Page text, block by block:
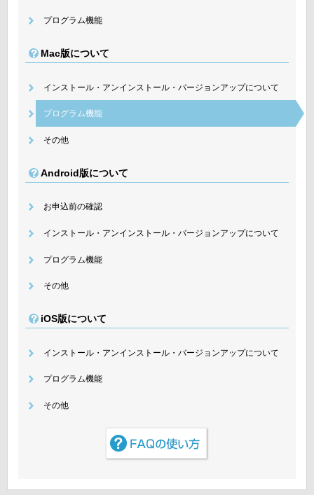
プログラム機能
Mac版について
インストール・アンインストール・バージョンアップについて
プログラム機能
その他
Android版について
お申込前の確認
インストール・アンインストール・バージョンアップについて
プログラム機能
その他
iOS版について
インストール・アンインストール・バージョンアップについて
プログラム機能
その他